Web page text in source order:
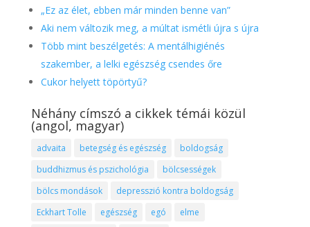
„Ez az élet, ebben már minden benne van”
Aki nem változik meg, a múltat ismétli újra s újra
Több mint beszélgetés: A mentálhigiénés
szakember, a lelki egészség csendes őre
Cukor helyett töpörtyű?
Néhány címszó a cikkek témái közül
(angol, magyar)
advaita betegség és egészség
boldogság
buddhizmus és pszichológia
bölcsességek
bölcs mondások
depresszió kontra boldogság
Eckhart Tolle
egészség egó
elme